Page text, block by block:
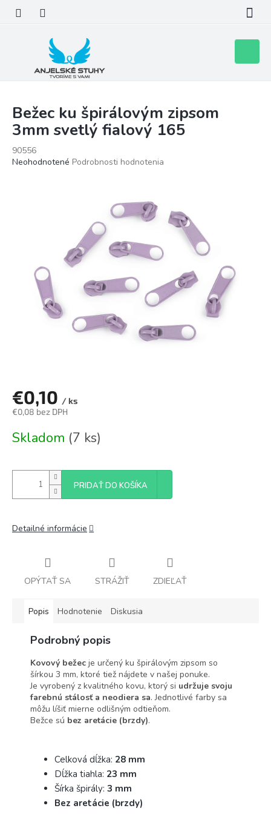
obsah
košík
Bežec ku špirálovým zipsom
3mm svetlý fialový 165
90556
Priemerné
Neohodnotené Podrobnosti hodnotenia
€0,10 / ks
€0,08 bez DPH
cena:
Skladom (7 ks)
PRIDAŤ DO KOŠÍKA
Detailné informácie
OPÝTAŤ SA STRÁŽIŤ ZDIEĽAŤ
Popis Hodnotenie Diskusia
Podrobný popis
Kovový bežec je určený ku špirálovým zipsom so
šírkou 3 mm, ktoré tiež nájdete v našej ponuke.
Je vyrobený z kvalitného kovu, ktorý si udržuje svoju
farebnú stálosť a neodiera sa. Jednotlivé farby sa
môžu líšiť mierne odlišným odtieňom.
Bežce sú bez aretácie (brzdy).
Celková dĺžka: 28 mm
Dĺžka tiahla: 23 mm
Šírka špirály: 3 mm
Bez aretácie (brzdy)